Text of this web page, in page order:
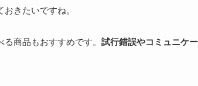
きたいですね。
商品もおすすめです。 試行錯誤やコミュニケ